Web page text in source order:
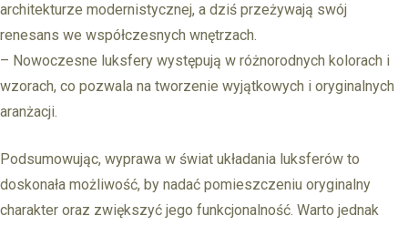
architekturze modernistycznej, a dziś przeżywają swój
renesans we współczesnych wnętrzach.
– Nowoczesne luksfery występują w różnorodnych kolorach i
wzorach, co pozwala na tworzenie wyjątkowych i oryginalnych
aranżacji.
Podsumowując, wyprawa w świat układania luksferów to
doskonała możliwość, by nadać pomieszczeniu oryginalny
charakter oraz zwiększyć jego funkcjonalność. Warto jednak